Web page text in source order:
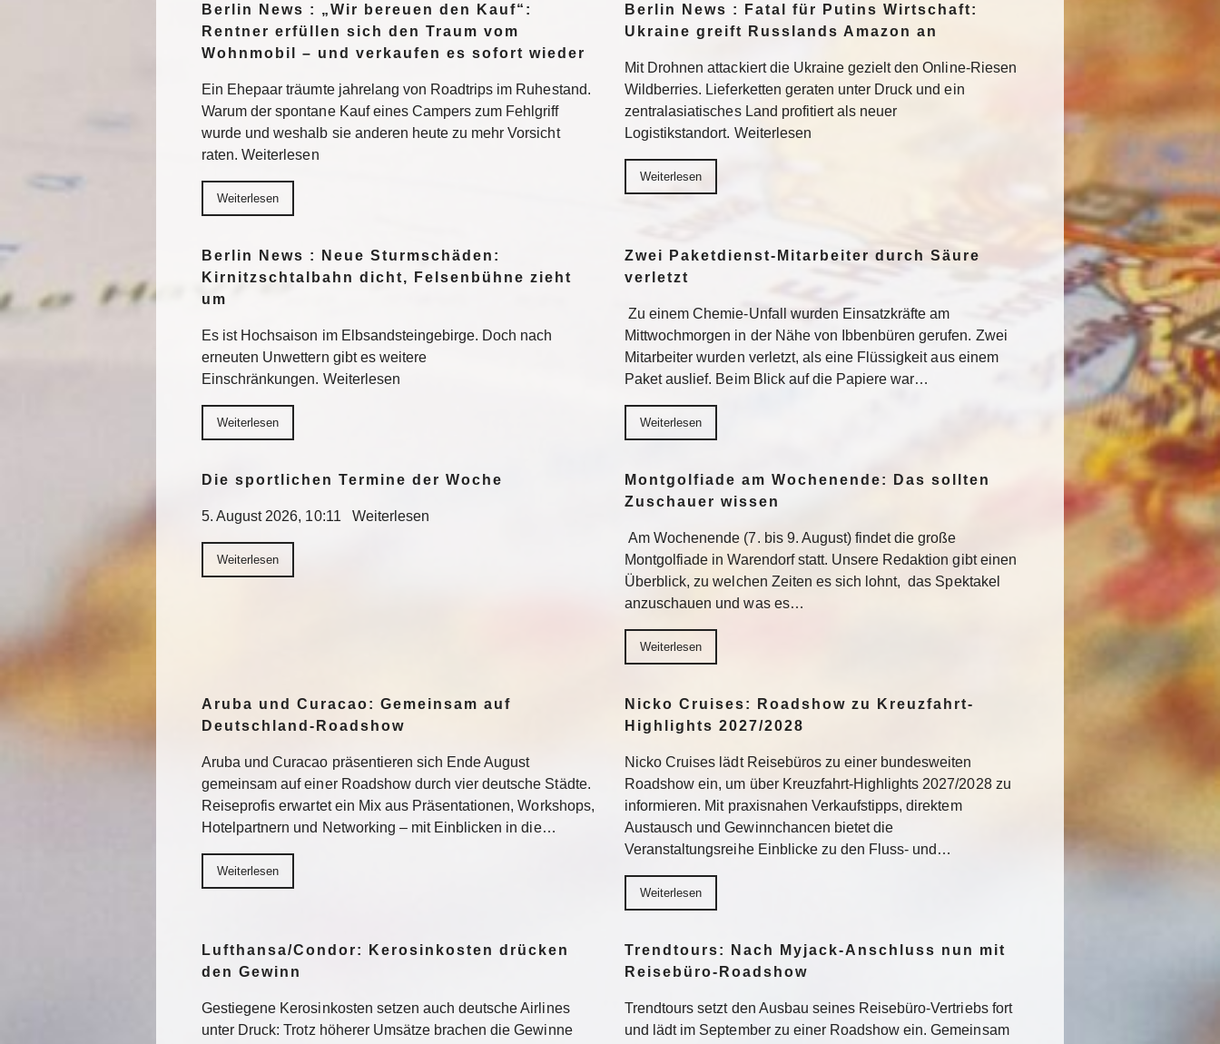
Berlin News : „Wir bereuen den Kauf“:
Rentner erfüllen sich den Traum vom
Wohnmobil – und verkaufen es sofort wieder
Ein Ehepaar träumte jahrelang von Roadtrips im Ruhestand.
Warum der spontane Kauf eines Campers zum Fehlgriff
wurde und weshalb sie anderen heute zu mehr Vorsicht
raten. Weiterlesen
Weiterlesen
Berlin News : Fatal für Putins Wirtschaft:
Ukraine greift Russlands Amazon an
Mit Drohnen attackiert die Ukraine gezielt den Online-Riesen
Wildberries. Lieferketten geraten unter Druck und ein
zentralasiatisches Land profitiert als neuer
Logistikstandort. Weiterlesen
Weiterlesen
Berlin News : Neue Sturmschäden:
Kirnitzschtalbahn dicht, Felsenbühne zieht
um
Es ist Hochsaison im Elbsandsteingebirge. Doch nach
erneuten Unwettern gibt es weitere
Einschränkungen. Weiterlesen
Weiterlesen
Zwei Paketdienst-Mitarbeiter durch Säure
verletzt
Zu einem Chemie-Unfall wurden Einsatzkräfte am
Mittwochmorgen in der Nähe von Ibbenbüren gerufen. Zwei
Mitarbeiter wurden verletzt, als eine Flüssigkeit aus einem
Paket auslief. Beim Blick auf die Papiere war…
Weiterlesen
Die sportlichen Termine der Woche
5. August 2026, 10:11 Weiterlesen
Weiterlesen
Montgolfiade am Wochenende: Das sollten
Zuschauer wissen
Am Wochenende (7. bis 9. August) findet die große
Montgolfiade in Warendorf statt. Unsere Redaktion gibt einen
Überblick, zu welchen Zeiten es sich lohnt, das Spektakel
anzuschauen und was es…
Weiterlesen
Aruba und Curacao: Gemeinsam auf
Deutschland-Roadshow
Aruba und Curacao präsentieren sich Ende August
gemeinsam auf einer Roadshow durch vier deutsche Städte.
Reiseprofis erwartet ein Mix aus Präsentationen, Workshops,
Hotelpartnern und Networking – mit Einblicken in die…
Weiterlesen
Nicko Cruises: Roadshow zu Kreuzfahrt-
Highlights 2027/2028
Nicko Cruises lädt Reisebüros zu einer bundesweiten
Roadshow ein, um über Kreuzfahrt-Highlights 2027/2028 zu
informieren. Mit praxisnahen Verkaufstipps, direktem
Austausch und Gewinnchancen bietet die
Veranstaltungsreihe Einblicke zu den Fluss- und…
Weiterlesen
Lufthansa/Condor: Kerosinkosten drücken
den Gewinn
Gestiegene Kerosinkosten setzen auch deutsche Airlines
unter Druck: Trotz höherer Umsätze brachen die Gewinne
Trendtours: Nach Myjack-Anschluss nun mit
Reisebüro-Roadshow
Trendtours setzt den Ausbau seines Reisebüro-Vertriebs fort
und lädt im September zu einer Roadshow ein. Gemeinsam